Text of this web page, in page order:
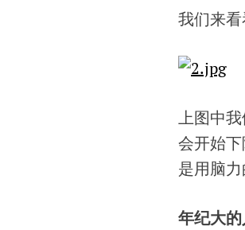
我们来
上图中
会开始
是用脑
年纪大